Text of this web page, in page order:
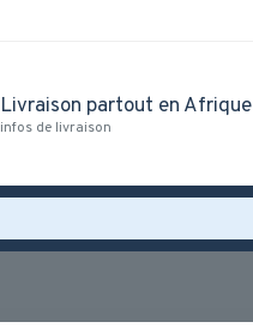
Livraison partout en Afrique
infos de livraison